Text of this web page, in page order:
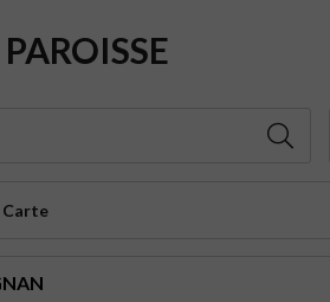
Carte